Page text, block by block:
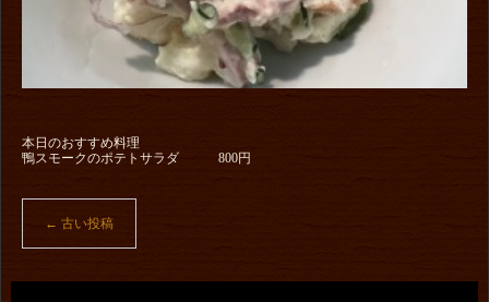
本日のおすすめ料理
鴨スモークのポテトサラダ 800円
← 古い投稿